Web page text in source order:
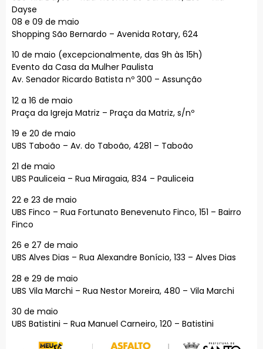
Dayse
08 e 09 de maio
Shopping São Bernardo – Avenida Rotary, 624
10 de maio (excepcionalmente, das 9h às 15h)
Evento da Casa da Mulher Paulista
Av. Senador Ricardo Batista nº 300 – Assunção
12 a 16 de maio
Praça da Igreja Matriz – Praça da Matriz, s/nº
19 e 20 de maio
UBS Taboão – Av. do Taboão, 4281 – Taboão
21 de maio
UBS Pauliceia – Rua Miragaia, 834 – Pauliceia
22 e 23 de maio
UBS Finco – Rua Fortunato Benevenuto Finco, 151 – Bairro
Finco
26 e 27 de maio
UBS Alves Dias – Rua Alexandre Bonício, 133 – Alves Dias
28 e 29 de maio
UBS Vila Marchi – Rua Nestor Moreira, 480 – Vila Marchi
30 de maio
UBS Batistini – Rua Manuel Carneiro, 120 – Batistini